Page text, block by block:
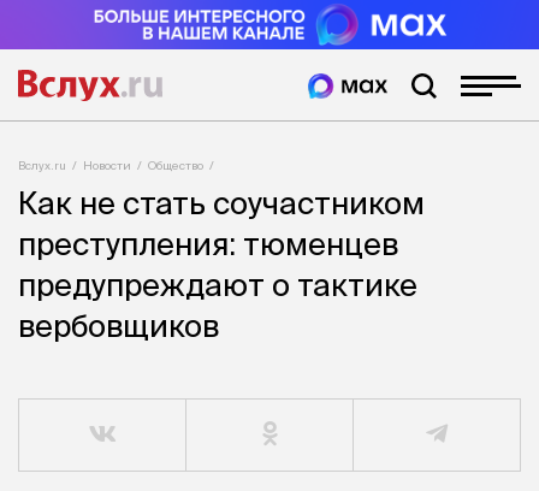
Вслух.ru Новости Общество
Как не стать соучастником
преступления: тюменцев
предупреждают о тактике
вербовщиков